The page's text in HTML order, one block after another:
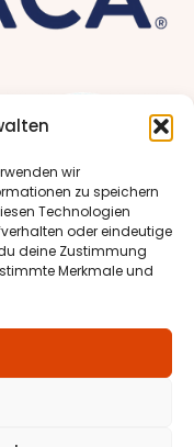
wir
zu speichern
Technologien
oder eindeutige
deine Zustimmung
Merkmale und